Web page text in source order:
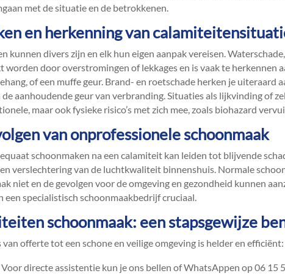
met de situatie en de betrokkenen.​
en herkenning van
kunnen divers zijn en elk hun eigen aanpak vereisen.​
worden door overstromingen of lekkages en is vaak te herkennen
of een muffe geur.​ Brand- en roetschade herken je uiteraard
de aanhoudende geur van verbranding.​ Situaties als lijkvinding of
maar ook fysieke risico’s met zich mee, zoals biohazard
van onprofessionele schoonmaak
schoonmaken na een calamiteit kan leiden tot blijvende
verslechtering van de luchtkwaliteit binnenshuis.​ Normale
niet en de gevolgen voor de omgeving en gezondheid kunnen
een specialistisch schoonmaakbedrijf cruciaal.​
schoonmaak: een stapsgewijze
van offerte tot een schone en veilige omgeving is helder en efficiënt:
Voor directe assistentie kun je ons bellen of WhatsAppen op 06 15